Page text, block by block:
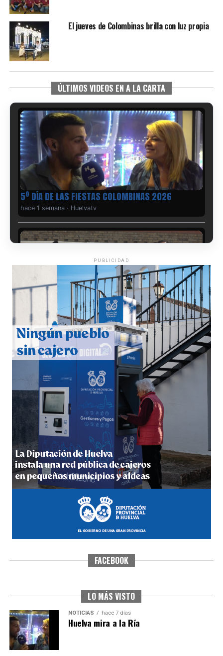
El jueves de Colombinas brilla con luz propia
ÚLTIMOS VIDEOS EN A LA CARTA
5º DÍA DE LAS FIESTAS COLOMBINAS 2026
hace 1 semana · Huelvatv
CUARTA CORRIDA DE LAS FIESTAS COLOMBINAS
2026
hace 1 semana ·Huelvatv
4º DÍA DE LAS FIESTAS COLOMBINAS 2026
hace 1 semana·Huelvatv
SEXTA CORRIDA DE LAS FIESTAS COLOMBINAS
PUBLICIDAD
FACEBOOK
LO MÁS VISTO
NOTICIAS hace 7 días
Huelva mira a la Ría